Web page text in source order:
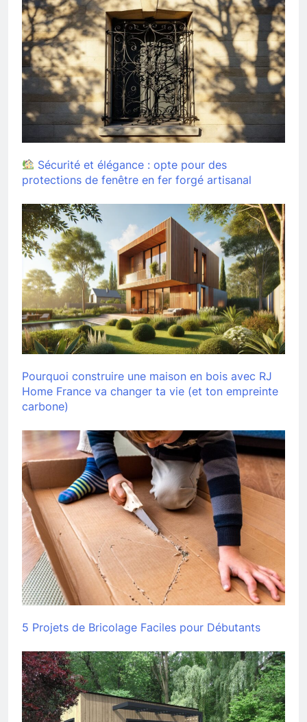
Sécurité et élégance : opte pour des
protections de fenêtre en fer forgé artisanal
Pourquoi construire une maison en bois avec RJ
Home France va changer ta vie (et ton empreinte
carbone)
5 Projets de Bricolage Faciles pour Débutants